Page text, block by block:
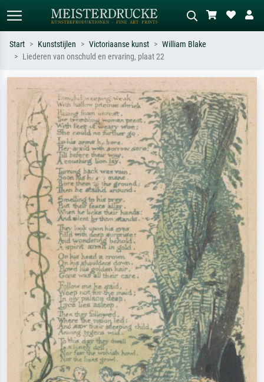
Zoek op kunstenaar, titel of stijl – bijv.
Monet, Sterrennacht, impressionisme,
Hokusai-golf, naakt.
Beschrijf de scène – bijv. groene
weide, abstract met veel rood, donker
olieverfschilderij, staand naakt naast
een boom.
Start Kunststijlen Victoriaanse kunst
William Blake
Liederen van onschuld en ervaring, plaat 22